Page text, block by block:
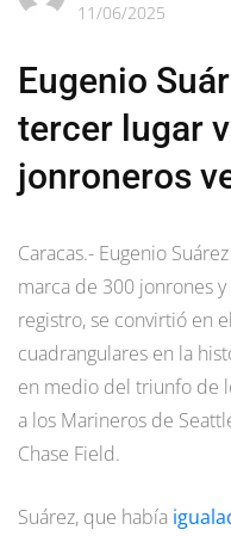
11/06/2025
Eugenio
tercer lugar
jonroneros
Caracas.- Eugenio
marca de 300 jonrones
registro, se convirtió en
cuadrangulares en la
en medio del triunfo de
a los Marineros de
Chase Field.
Suárez, que había